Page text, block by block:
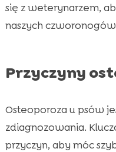
się z weterynarzem,
naszych
Przyczyny
Osteoporoza u psów
zdiagnozowania.
przyczyn, aby móc